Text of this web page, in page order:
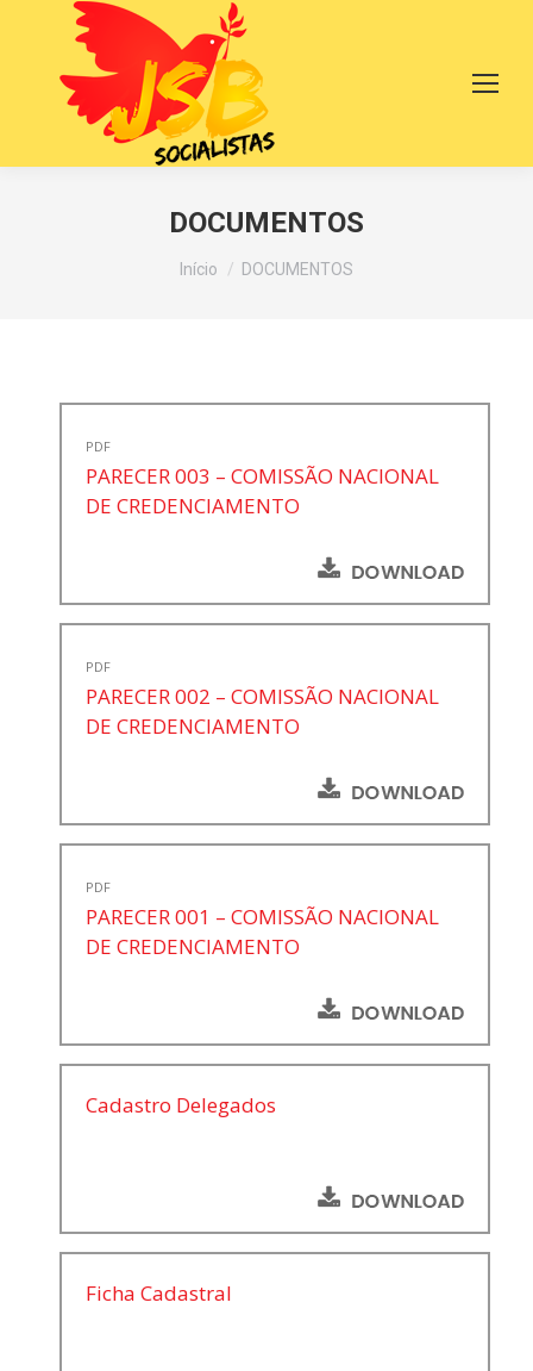
DOCUMENTOS
Você está aqui:
Início DOCUMENTOS
PDF
PARECER 003 – COMISSÃO NACIONAL
DE CREDENCIAMENTO
PDF
PARECER 002 – COMISSÃO NACIONAL
DE CREDENCIAMENTO
PDF
PARECER 001 – COMISSÃO NACIONAL
DE CREDENCIAMENTO
Cadastro Delegados
Ficha Cadastral